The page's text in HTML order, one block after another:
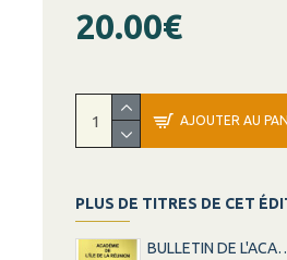
20.00€
AJOUTER AU
PLUS DE TITRES DE CET
BULLETIN DE